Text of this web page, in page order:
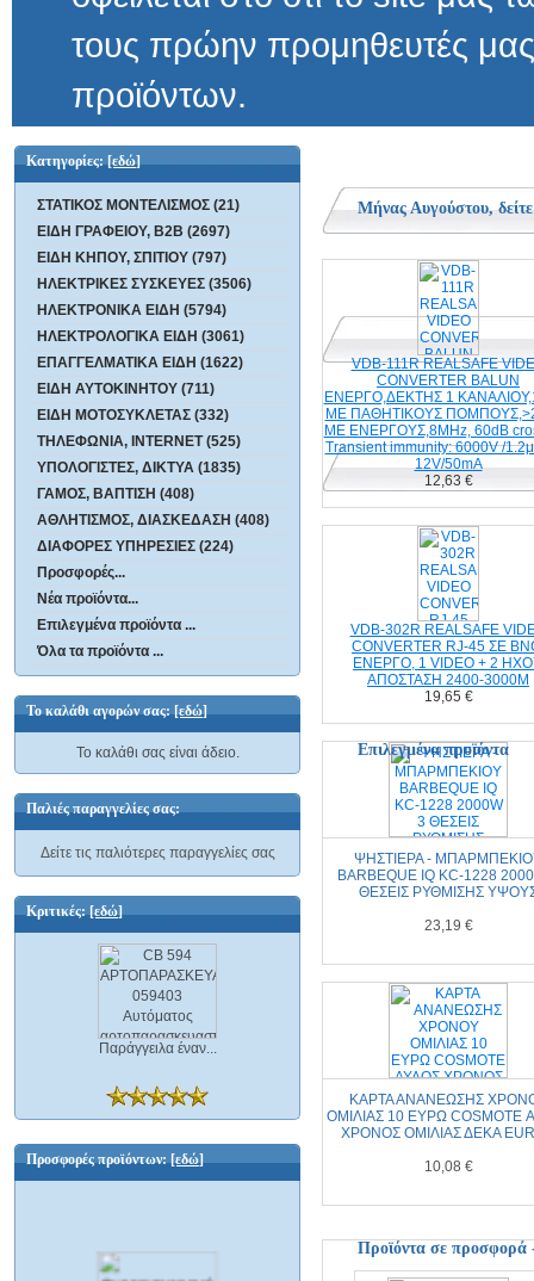
προϊόντων.
Κατηγορίες:[εδώ]
ΣΤΑΤΙΚΟΣ ΜΟΝΤΕΛΙΣΜΟΣ (21)
ΕΙΔΗ ΓΡΑΦΕΙΟΥ, B2B (2697)
ΕΙΔΗ ΚΗΠΟΥ, ΣΠΙΤΙΟΥ (797)
ΗΛΕΚΤΡΙΚΕΣ ΣΥΣΚΕΥΕΣ (3506)
ΗΛΕΚΤΡΟΝΙΚΑ ΕΙΔΗ (5794)
ΗΛΕΚΤΡΟΛΟΓΙΚΑ ΕΙΔΗ (3061)
ΕΠΑΓΓΕΛΜΑΤΙΚΑ ΕΙΔΗ (1622)
ΕΙΔΗ ΑΥΤΟΚΙΝΗΤΟΥ (711)
ΕΙΔΗ ΜΟΤΟΣΥΚΛΕΤΑΣ (332)
ΤΗΛΕΦΩΝΙΑ, INTERNET (525)
ΥΠΟΛΟΓΙΣΤΕΣ, ΔΙΚΤΥΑ (1835)
ΓΑΜΟΣ, ΒΑΠΤΙΣΗ (408)
ΑΘΛΗΤΙΣΜΟΣ, ΔΙΑΣΚΕΔΑΣΗ (408)
ΔΙΑΦΟΡΕΣ ΥΠΗΡΕΣΙΕΣ (224)
Προσφορές...
Νέα προϊόντα...
Επιλεγμένα προϊόντα ...
Όλα τα προϊόντα ...
Το καλάθι αγορών σας:[εδώ]
Το καλάθι σας είναι άδειο.
Παλιές παραγγελίες σας:
Δείτε τις παλιότερες παραγγελίες σας
Κριτικές:[εδώ]
Παράγγειλα έναν...
Προσφορές προϊόντων:[εδώ]
Μήνας Αυγούστου,
VDB-111R REALSAFE
CONVERTER
ΕΝΕΡΓΟ,ΔΕΚΤΗΣ 1
ΜΕ ΠΑΘΗΤΙΚΟΥΣ
ΜΕ ΕΝΕΡΓΟΥΣ,8MHz, 60dB
Transient immunity: 6000V /1.2μS,
12V/50mA
12,63 €
VDB-302R REALSAFE
CΟNVERTER RJ-45 ΣΕ
ΕΝΕΡΓΟ, 1 VIDEO + 2
ΑΠΟΣΤΑΣΗ 2400-3000Μ
19,65 €
Επιλεγμένα προϊόντα
ΨΗΣΤΙΕΡΑ -
BARBEQUE IQ KC-1228
ΘΕΣΕΙΣ ΡΥΘΜΙΣΗΣ
23,19 €
ΚΑΡΤΑ ΑΝΑΝΕΩΣΗΣ
ΟΜΙΛΙΑΣ 10 ΕΥΡΩ COSMOTE
ΧΡΟΝΟΣ ΟΜΙΛΙΑΣ ΔΕΚΑ
10,08 €
Προϊόντα σε προσφορά